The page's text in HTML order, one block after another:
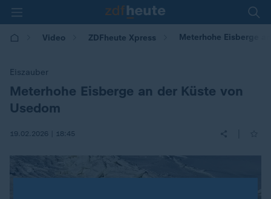
Video ZDFheute Xpress Meterhohe Eisberge
Eiszauber
:Meterhohe Eisberge an der Küste von
Usedom
19.02.2026 | 18:45